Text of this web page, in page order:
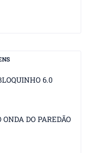
6.0
ONDA DO PAREDÃO